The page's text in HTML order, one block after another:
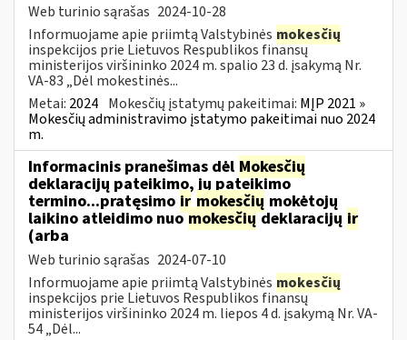
Web turinio sąrašas 2024-10-28
Informuojame apie priimtą Valstybinės mokesčių
inspekcijos prie Lietuvos Respublikos finansų
ministerijos viršininko 2024 m. spalio 23 d. įsakymą Nr.
VA-83 „Dėl mokestinės...
Metai: 2024 Mokesčių įstatymų pakeitimai: MĮP 2021 »
Mokesčių administravimo įstatymo pakeitimai nuo 2024
m.
Informacinis pranešimas dėl Mokesčių
deklaracijų pateikimo, jų pateikimo
termino...pratęsimo ir mokesčių mokėtojų
laikino atleidimo nuomokesčiųdeklaracijų ir
(arba
Web turinio sąrašas 2024-07-10
Informuojame apie priimtą Valstybinės mokesčių
inspekcijos prie Lietuvos Respublikos finansų
ministerijos viršininko 2024 m. liepos 4 d. įsakymą Nr. VA-
54 „Dėl...